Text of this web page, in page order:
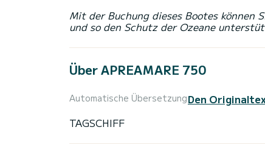
Mit der Buchung dieses Bootes können
und so den Schutz der Ozeane
Über APREAMARE 750
Automatische ÜbersetzungDen